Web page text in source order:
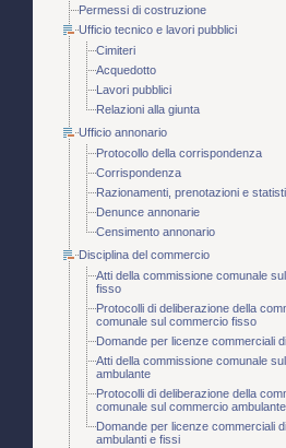
Permessi di costruzione
Ufficio tecnico e lavori pubblici
Cimiteri
Acquedotto
Lavori pubblici
Relazioni alla giunta
Ufficio annonario
Protocollo della corrispondenza
Corrispondenza
Razionamenti, prenotazioni e
Denunce annonarie
Censimento annonario
Disciplina del commercio
Atti della commissione comunale
fisso
Protocolli di deliberazione della
comunale sul commercio fisso
Domande per licenze commerciali
Atti della commissione comunale
ambulante
Protocolli di deliberazione della
comunale sul commercio ambulante
Domande per licenze commerciali
ambulanti e fissi